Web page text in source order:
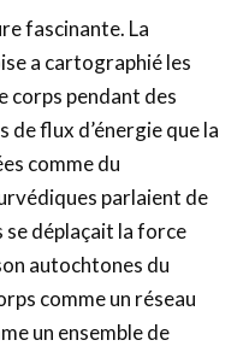
fascinante. La
a cartographié les
corps pendant des
flux d’énergie que la
comme du
parlaient de
se déplaçait la force
autochtones du
comme un réseau
un ensemble de